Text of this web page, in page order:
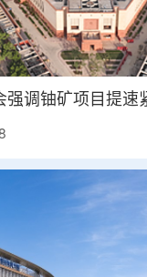
强调铀矿项目提速